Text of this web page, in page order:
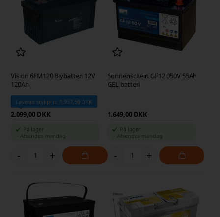
Vision 6FM120 Blybatteri 12V
120Ah
Laveste stykpris: 1.937,50 DKK
2.099,00 DKK
På lager
Afsendes mandag
- +
Sonnenschein GF12 050V 55Ah
GEL batteri
1.649,00 DKK
På lager
Afsendes mandag
- +